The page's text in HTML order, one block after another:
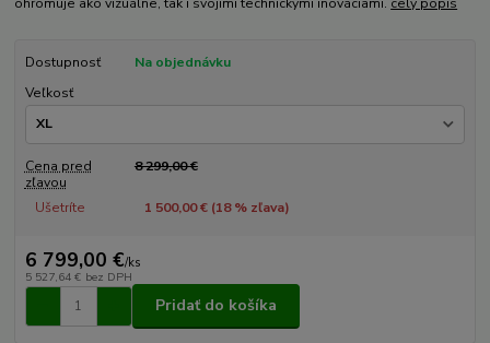
Dostupnosť
Na objednávku
Veľkosť
Cena pred
zľavou
8 299,00 €
Ušetríte 1 500,00 € (18% zľava)
6 799,00 €/ks
5 527,64 € bez DPH
Pridať do košíka